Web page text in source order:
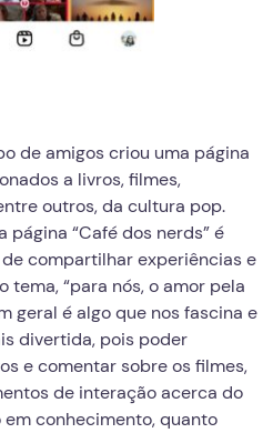
de amigos criou uma página
a livros, filmes,
outros, da cultura pop.
página “Café dos nerds” é
compartilhar experiências e
“para nós, o amor pela
geral é algo que nos fascina e
divertida, pois poder
e comentar sobre os filmes,
de interação acerca do
conhecimento, quanto